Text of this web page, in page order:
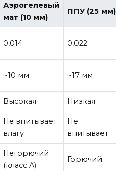
Аэрогелевый
мат (10 мм)
ППУ (25 мм)
0,014 0,022
~10 мм ~17 мм
Высокая Низкая
Не впитывает
влагу
Не
впитывает
Негорючий
(класс A)
Горючий